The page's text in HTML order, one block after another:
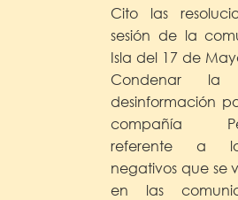
Cito las
sesión de la
Isla del 17 de
Condenar la
desinformación
compañía
referente a
negativos que se
en las